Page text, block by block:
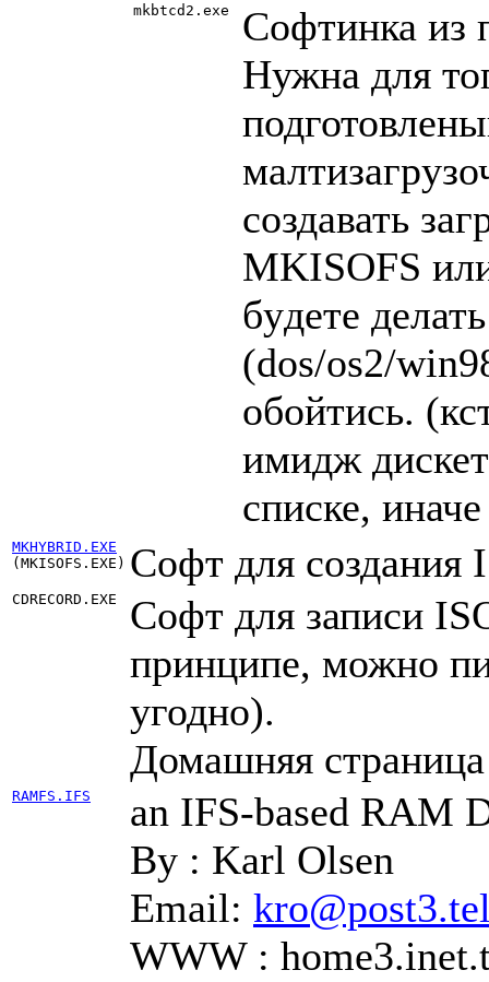
mkbtcd2.exe
Софтинка из
Нужна для
создавать
MKISOFS
бyдете
(dos/os2/
обойтись.
имидж
списке,
MKHYBRID.EXE
(MKISOFS.EXE) Софт для создания
CDRECORD.EXE
Софт для записи
пpинципе, можно
yгодно).
Домашняя
RAMFS.IFS
an IFS-based RAM
By : Karl Olsen
Email:
WWW :